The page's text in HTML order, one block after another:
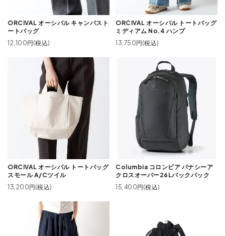
ORCIVAL オーシバル キャンバスト
ートバッグ
12,100円(税込)
ORCIVAL オーシバル トートバッグ
ミディアム No.4 ハンプ
13,750円(税込)
ORCIVAL オーシバル トートバッグ
スモール A/Cツイル
13,200円(税込)
Columbia コロンビア パナシーア
クロスオーバー26Lバックパック
15,400円(税込)